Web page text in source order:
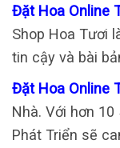
Đặt Hoa Online
Shop Hoa Tươi
tin cậy và bài
Đặt Hoa Online
Nhà. Với hơn
Phát Triển sẽ